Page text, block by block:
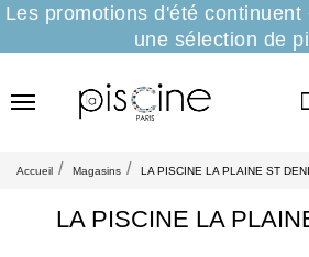
Les promotions d'été continuent
une sélection de
Accueil Magasins LA PISCINE LA PLAINE ST
LA PISCINE LA